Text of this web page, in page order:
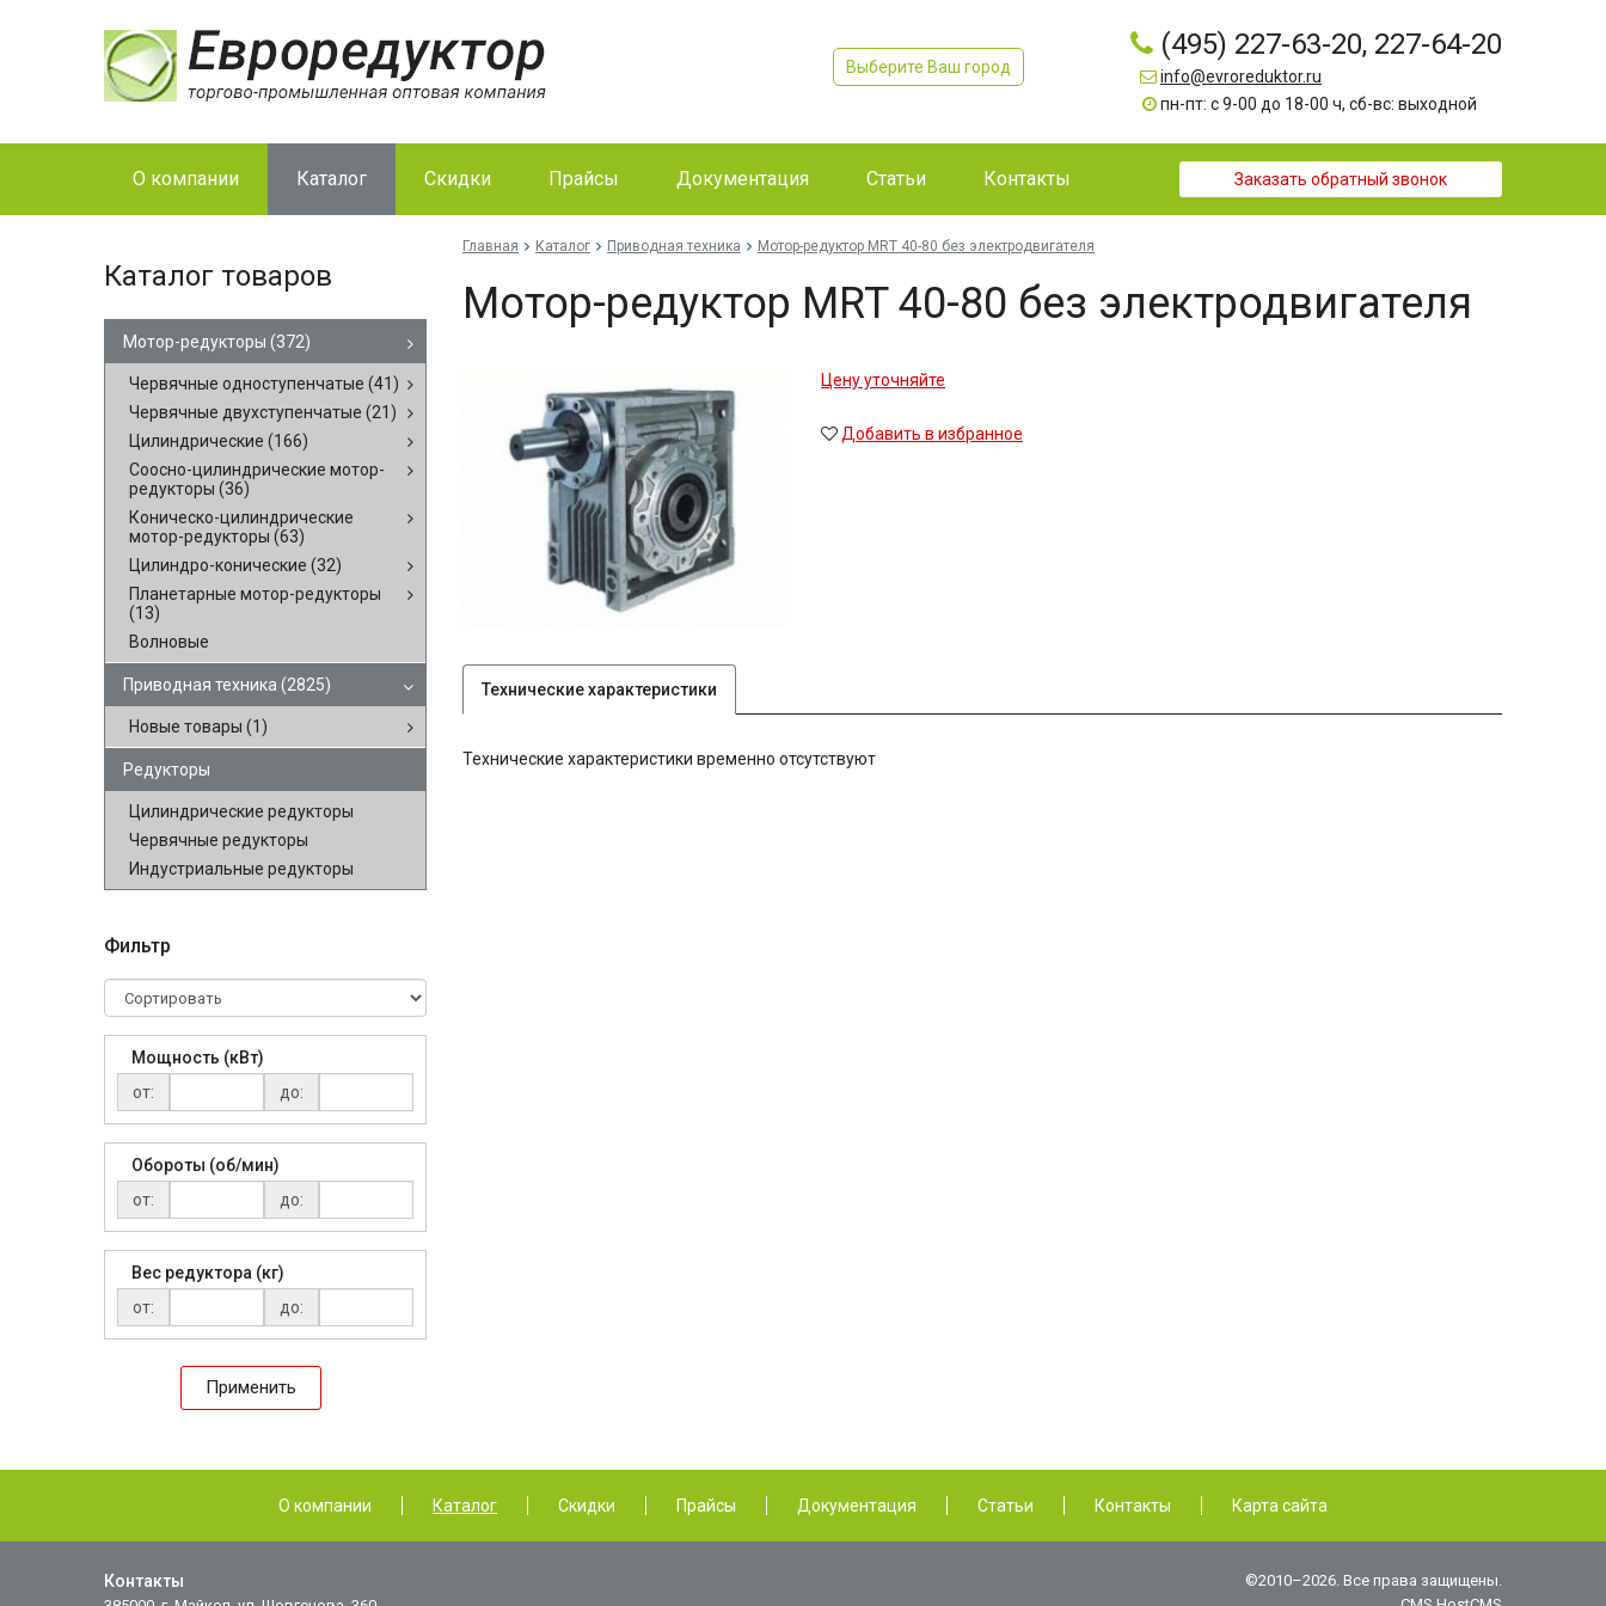
Выберите Ваш город
(495) 227-63-20, 227-64-20
info@evroreduktor.ru
пн-пт: с 9-00 до 18-00 ч, сб-вс: выходной
О компании Каталог Скидки Прайсы Документация Статьи Контакты Заказать обратный звонок
Каталог товаров
Мотор-редукторы (372)
Червячные одноступенчатые (41)
Червячные двухступенчатые (21)
Цилиндрические (166)
Соосно-цилиндрические мотор-
редукторы (36)
Коническо-цилиндрические
мотор-редукторы (63)
Цилиндро-конические (32)
Планетарные мотор-редукторы
(13)
Волновые
Приводная техника (2825)
Новые товары (1)
Редукторы
Цилиндрические редукторы
Червячные редукторы
Индустриальные редукторы
Фильтр
Мощность (кВт)
от:
до:
Обороты (об/мин)
от:
до:
Вес редуктора (кг)
от:
до:
Применить
Главная Каталог Приводная техника Мо­тор-ре­дук­тор MRT 40-80 без элек­трод­ви­гате­ля
Мо­тор-ре­дук­тор MRT 40-80 без элек­трод­ви­гате­ля
Цену уточняйте
Добавить в избранное
Технические характеристики
Технические характеристики временно отсутствуют
О компании Каталог Скидки Прайсы Документация Статьи Контакты Карта сайта
Контакты
©2010–2026. Все права защищены.